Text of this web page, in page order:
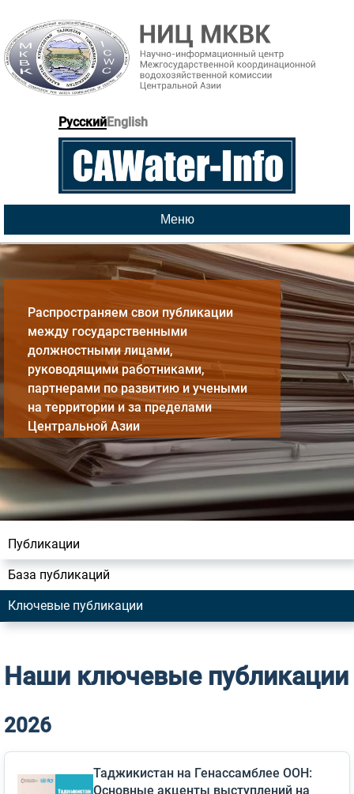
РусскийEnglish
Меню
Распространяем свои публикации
между государственными
должностными лицами,
руководящими работниками,
партнерами по развитию и учеными
на территории и за пределами
Центральной Азии
Публикации
База публикаций
Ключевые публикации
Наши ключевые публикации
2026
Таджикистан на Генассамблее ООН:
Основные акценты выступлений на